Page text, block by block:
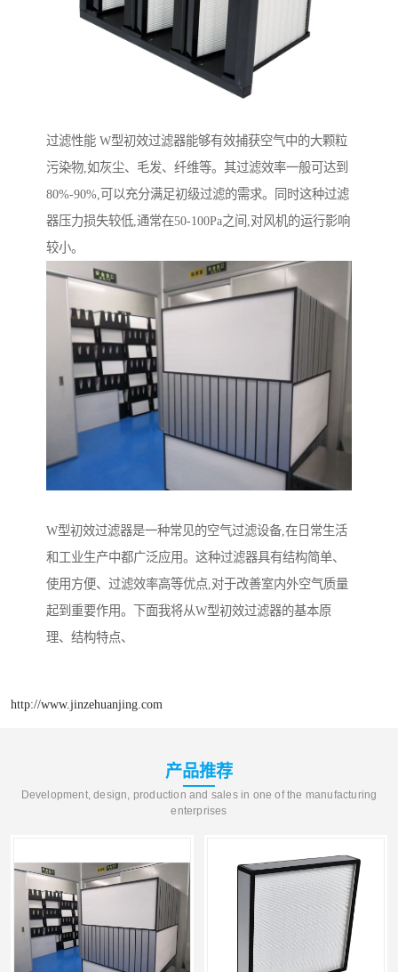
过滤性能 W型初效过滤器能够有效捕获空气中的大颗粒
污染物,如灰尘、毛发、纤维等。其过滤效率一般可达到
80%-90%,可以充分满足初级过滤的需求。同时这种过滤
器压力损失较低,通常在50-100Pa之间,对风机的运行影响
较小。
W型初效过滤器是一种常见的空气过滤设备,在日常生活
和工业生产中都广泛应用。这种过滤器具有结构简单、
使用方便、过滤效率高等优点,对于改善室内外空气质量
起到重要作用。下面我将从W型初效过滤器的基本原
理、结构特点、
http://www.jinzehuanjing.com
产品推荐
Development, design, production and sales in one of the manufacturing
enterprises